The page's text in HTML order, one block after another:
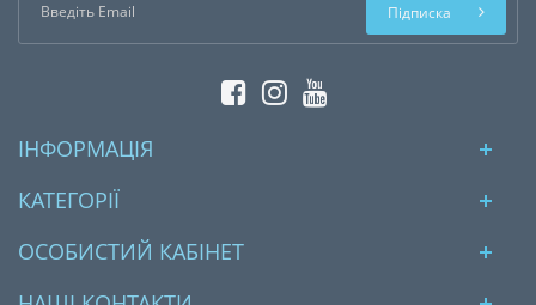
Підписка
ІНФОРМАЦІЯ
КАТЕГОРІЇ
ОСОБИСТИЙ КАБІНЕТ